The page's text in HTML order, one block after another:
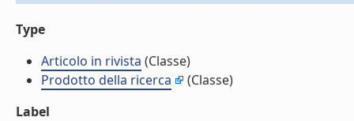
Type
Articolo in rivista (Classe)
Prodotto della ricerca
(Classe)
Label